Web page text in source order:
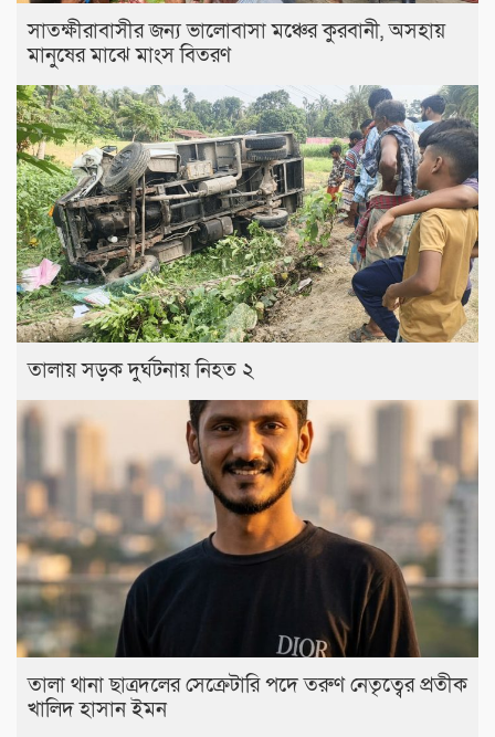
সাতক্ষীরাবাসীর জন্য ভালোবাসা মঞ্চের কুরবানী, অসহায়
মানুষের মাঝে মাংস বিতরণ
তালায় সড়ক দুর্ঘটনায় নিহত ২
তালা থানা ছাত্রদলের সেক্রেটারি পদে তরুণ নেতৃত্বের প্রতীক
খালিদ হাসান ইমন